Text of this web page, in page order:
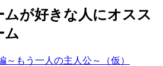
が好きな人にオスス
ム